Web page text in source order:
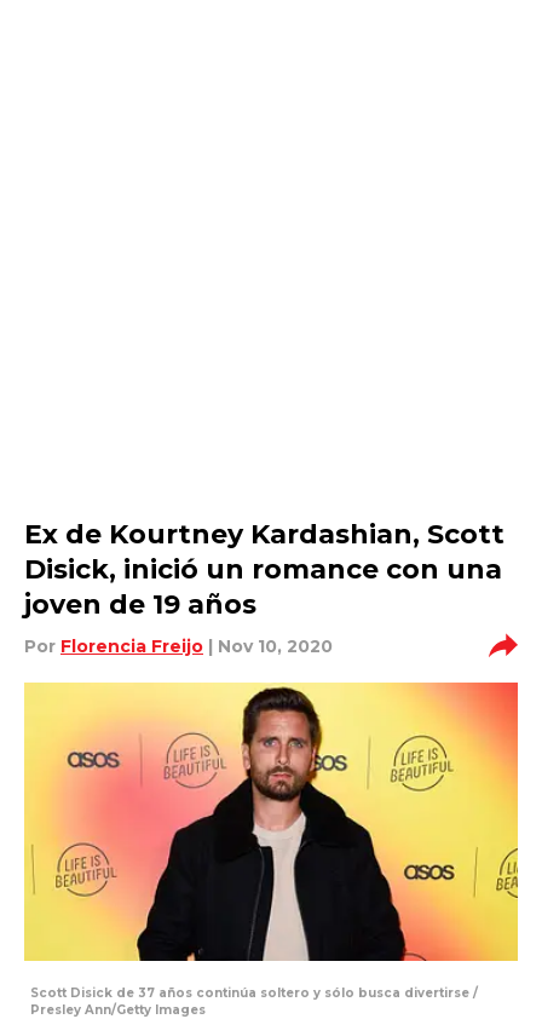
Ex de Kourtney Kardashian, Scott
Disick, inició un romance con una
joven de 19 años
Por Florencia Freijo | Nov 10, 2020
Scott Disick de 37 años continúa soltero y sólo busca divertirse /
Presley Ann/Getty Images